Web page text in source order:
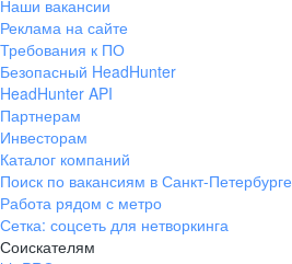
Наши вакансии
Реклама на сайте
Требования к ПО
Безопасный HeadHunter
HeadHunter API
Партнерам
Инвесторам
Каталог компаний
Поиск по вакансиям в Санкт-Петербурге
Работа рядом с метро
Сетка: соцсеть для нетворкинга
Соискателям